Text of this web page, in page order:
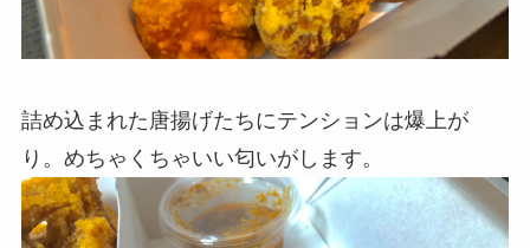
詰め込まれた唐揚げたちにテンションは爆上が
り。めちゃくちゃいい匂いがします。